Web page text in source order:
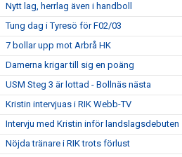
Nytt lag, herrlag även i handboll
Tung dag i Tyresö för F02/03
7 bollar upp mot Arbrå HK
Damerna krigar till sig en poäng
USM Steg 3 är lottad - Bollnäs nästa
Kristin intervjuas i RIK Webb-TV
Intervju med Kristin inför landslagsdebuten
Nöjda tränare i RIK trots förlust